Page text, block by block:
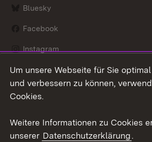
Bluesky
Facebook
Instagram
LinkedIn
Um unsere Webseite für Sie
und verbessern zu können,
Cookies.
Weitere Informationen zu Cookies
unserer Datenschutzerklärung.